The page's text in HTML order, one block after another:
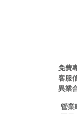
免費
客服
異業
營業